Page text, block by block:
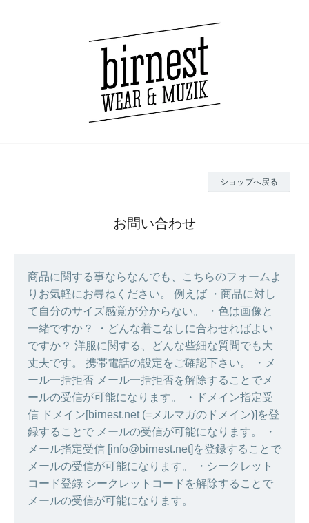
ショップへ戻る
お問い合わせ
商品に関する事ならなんでも、こちらのフォームよ
りお気軽にお尋ねください。 例えば ・商品に対し
て自分のサイズ感覚が分からない。 ・色は画像と
一緒ですか？ ・どんな着こなしに合わせればよい
ですか？ 洋服に関する、どんな些細な質問でも大
丈夫です。 携帯電話の設定をご確認下さい。 ・メ
ール一括拒否 メール一括拒否を解除することでメ
ールの受信が可能になります。 ・ドメイン指定受
信 ドメイン[birnest.net (=メルマガのドメイン)]を登
録することで メールの受信が可能になります。 ・
メール指定受信 [info@birnest.net]を登録することで
メールの受信が可能になります。 ・シークレット
コード登録 シークレットコードを解除することで
メールの受信が可能になります。